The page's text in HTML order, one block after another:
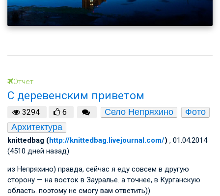
Отчет
С деревенским приветом
3294 6 Село Непряхино
Фото
Архитектура
knittedbag (http://knittedbag.livejournal.com/) , 01.04.2014
(4510 дней назад)
из Непряхино) правда, сейчас я еду совсем в другую
сторону — на восток в Зауралье. а точнее, в Курганскую
область. поэтому не смогу вам ответить))